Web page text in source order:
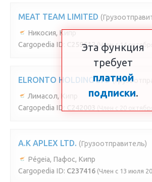
MEAT TEAM LIMITED
Никосия, Кипр
Cargopedia ID:
C259612 (Член с 14
ELRONTO HOLDING LTD
Лимасол, Кипр
Cargopedia ID:
(Член с 20
A.K APLEX LTD. (Грузоотправитель)
Pégeia, Пафос, Кипр
Cargopedia ID: C237416 (Член с 13 июля
Эта функция
требует
платной
подписки.